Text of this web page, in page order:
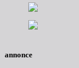
annonce